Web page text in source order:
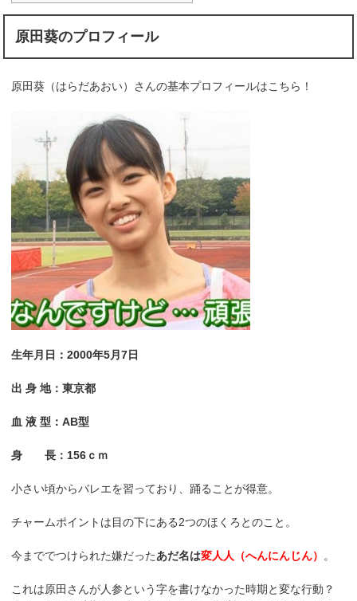
原田葵のプロフィール
原田葵（はらだあおい）さんの基本プロフィールはこちら！
生年月日：2000年5月7日
出 身 地：東京都
血 液 型：AB型
身 長：156ｃｍ
小さい頃からバレエを習っており、踊ることが得意。
チャームポイントは目の下にある2つのほくろとのこと。
今まででつけられた嫌だったあだ名は変人人（へんにんじん） 。
これは原田さんが人参という字を書けなかった時期と変な行動？